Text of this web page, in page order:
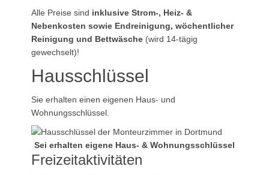
Alle Preise sind inklusive Strom-, Heiz- &
Nebenkosten sowie Endreinigung, wöchentlicher
Reinigung und Bettwäsche (wird 14-tägig
gewechselt)!
Hausschlüssel
Sie erhalten einen eigenen Haus- und
Wohnungsschlüssel.
Sei erhalten eigene Haus- & Wohnungsschlüssel
Freizeitaktivitäten